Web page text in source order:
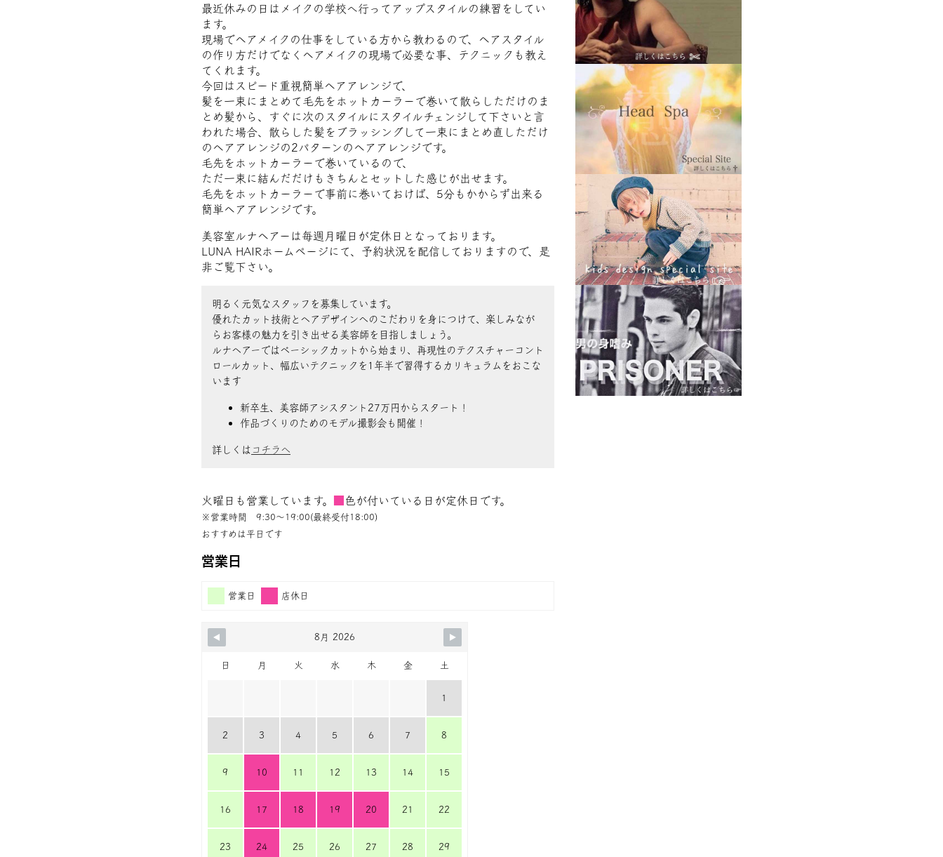
最近休みの日はメイクの学校へ行ってアップスタイルの練習をしてい
ます。
現場でヘアメイクの仕事をしている方から教わるので、ヘアスタイル
の作り方だけでなくヘアメイクの現場で必要な事、テクニックも教え
てくれます。
今回はスピード重視簡単ヘアアレンジで、
髪を一束にまとめて毛先をホットカーラーで巻いて散らしただけのま
とめ髪から、すぐに次のスタイルにスタイルチェンジして下さいと言
われた場合、散らした髪をブラッシングして一束にまとめ直しただけ
のヘアアレンジの2パターンのヘアアレンジです。
毛先をホットカーラーで巻いているので、
ただ一束に結んだだけもきちんとセットした感じが出せます。
毛先をホットカーラーで事前に巻いておけば、5分もかからず出来る
簡単ヘアアレンジです。
美容室ルナヘアーは毎週月曜日が定休日となっております。
LUNA HAIRホームページにて、予約状況を配信しておりますので、是
非ご覧下さい。
明るく元気なスタッフを募集しています。
優れたカット技術とヘアデザインへのこだわりを身につけて、楽しみなが
らお客様の魅力を引き出せる美容師を目指しましょう。
ルナヘアーではベーシックカットから始まり、再現性のテクスチャーコント
ロールカット、幅広いテクニックを1年半で習得するカリキュラムをおこな
います
新卒生、美容師アシスタント27万円からスタート！
作品づくりのためのモデル撮影会も開催！
詳しくは コチラへ
火曜日も営業しています。 色が付いている日が定休日です。
※営業時間 9:30〜19:00(最終受付18:00)
おすすめは平日です
営業日
営業日 店休日
8月 2026
日 月 火 水 木 金 土
1
2 3 4 5 6 7 8
9 10 11 12 13 14 15
16 17 18 19 20 21 22
23 24 25 26 27 28 29